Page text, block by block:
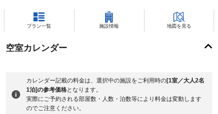
プラン一覧 施設情報 地図を見る
空室カレンダー
カレンダー記載の料金は、選択中の施設をご利用時の[1室／大人2名
1泊]の参考価格となります。
実際にご予約される部屋数・人数・泊数等により料金は変動します
のでご注意ください。